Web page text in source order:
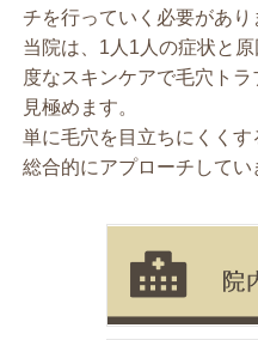
チを行っていく必要があり
当院は、1人1人の症状と
度なスキンケアで毛穴ト
見極めます。
単に毛穴を目立ちにくく
総合的にアプローチしてい